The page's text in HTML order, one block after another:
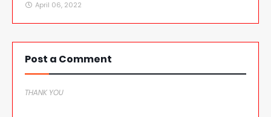
April 06, 2022
Post a Comment
THANK YOU